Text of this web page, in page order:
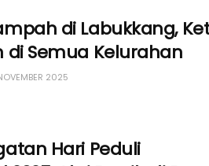
di Labukkang,
di Semua Kelurahan
2025
Hari Peduli